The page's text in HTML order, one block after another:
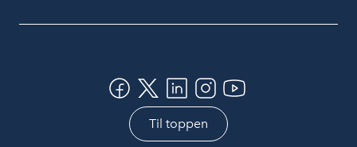
Til toppen